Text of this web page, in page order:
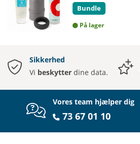
Bundle
På lager
Sikkerhed
Vi beskytter dine data.
Vores team hjælper dig
73 67 01 10